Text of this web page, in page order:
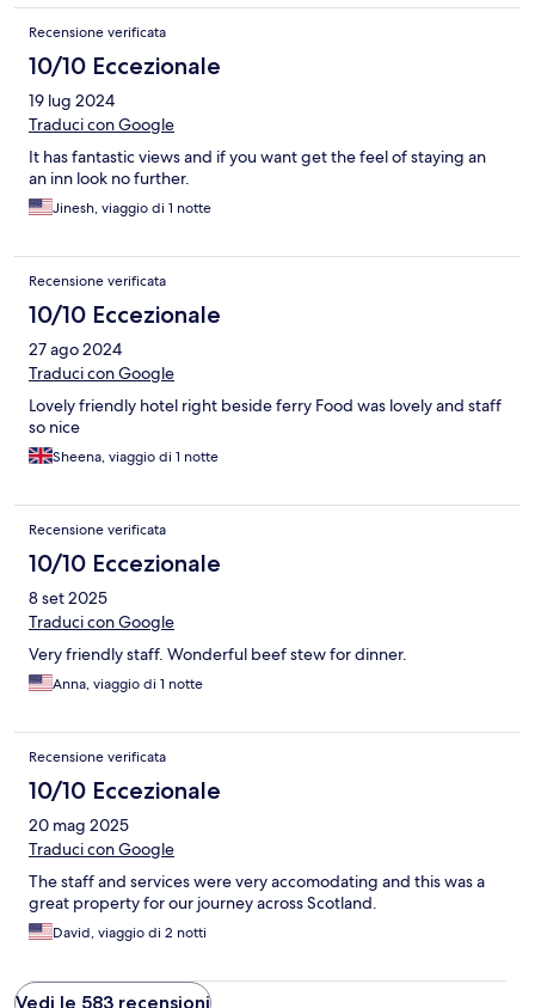
Recensione verificata
10/10 Eccezionale
19 lug 2024
Traduci con Google
It has fantastic views and if you want get the feel of staying an
an inn look no further.
Jinesh, viaggio di 1 notte
Recensione verificata
10/10 Eccezionale
27 ago 2024
Traduci con Google
Lovely friendly hotel right beside ferry Food was lovely and staff
so nice
Sheena, viaggio di 1 notte
Recensione verificata
10/10 Eccezionale
8 set 2025
Traduci con Google
Very friendly staff. Wonderful beef stew for dinner.
Anna, viaggio di 1 notte
Recensione verificata
10/10 Eccezionale
20 mag 2025
Traduci con Google
The staff and services were very accomodating and this was a
great property for our journey across Scotland.
David, viaggio di 2 notti
Vedi le 583 recensioni